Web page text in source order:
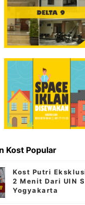
Kost Popular
Kost Putri
2 Menit Dari UIN
Yogyakarta